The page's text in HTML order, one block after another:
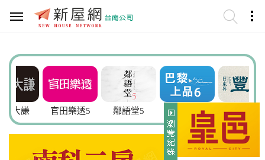
官田樂透5 鄰語堂5 巴黎上品6 豐禾